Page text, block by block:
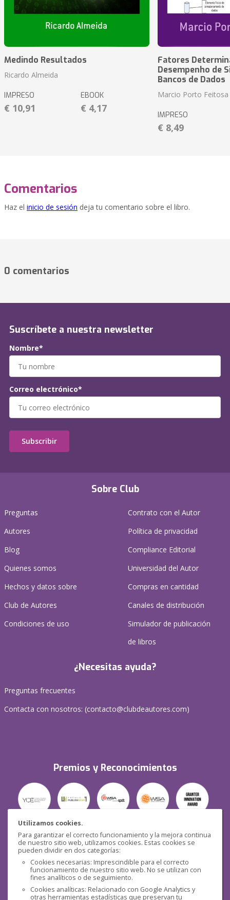
Utilizamos cookies.
Para garantizar el correcto funcionamiento y la mejora continua
de nuestro sitio web, utilizamos cookies. Estas cookies se
pueden dividir en dos categorías:
Cookies necesarias: Imprescindible para el correcto
funcionamiento de nuestro sitio web. No se utilizan con
fines analíticos o de seguimiento.
Cookies analíticas: Relacionado con Google Analytics y
otras herramientas estadísticas que preservan tu
Medindo Resultados
Ricardo Almeida
IMPRESO
€ 10,91
EBOOK
€ 4,17
Fatores
Desempenho de
Bancos de Dados
Marcio Porto Feitosa
IMPRESO
€ 8,49
Comentarios
Haz el inicio de sesión deja tu comentario sobre el libro.
0 comentarios
Sobre Club
Preguntas
Autores
Blog
Quienes somos
Hechos y datos sobre
Club de Autores
Condiciones de uso
Contrato con el Autor
Política de privacidad
Compliance Editorial
Universidad del Autor
Compras en cantidad
Canales de distribución
Simulador de publicación
de libros
¿Necesitas ayuda?
Preguntas frecuentes
Contacta con nosotros: (contacto@clubdeautores.com)
Premios y Reconocimientos
Seguridad
Suscríbete a nuestra newsletter
Nombre*
Correo electrónico*
Subscribir